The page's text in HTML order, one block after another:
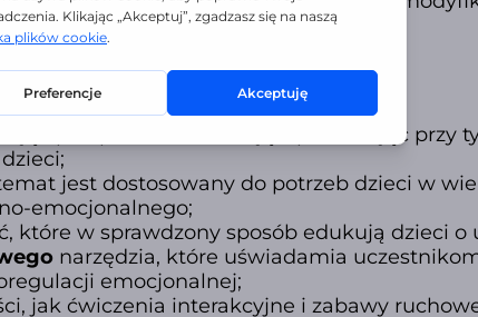
i przeprowadzenie zajęć, pozwalając
dzieci;
jest dostosowany do potrzeb dzieci w
emocjonalnego;
które w sprawdzony sposób edukują dzieci o
narzędzia, które uświadamia
emocjonalnej;
jak ćwiczenia interakcyjne i zabawy